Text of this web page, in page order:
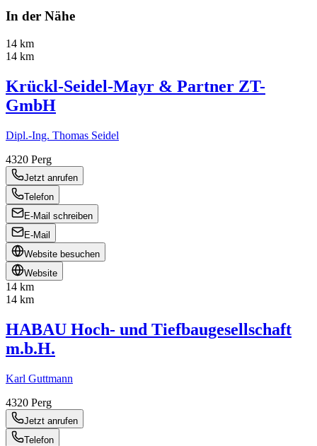
In der Nähe
14 km
14 km
Krückl-Seidel-Mayr & Partner ZT-
GmbH
Dipl.-Ing. Thomas Seidel
4320 Perg
Jetzt anrufen
Telefon
E-Mail schreiben
E-Mail
Website besuchen
Website
14 km
14 km
HABAU Hoch- und Tiefbaugesellschaft
m.b.H.
Karl Guttmann
4320 Perg
Jetzt anrufen
Telefon